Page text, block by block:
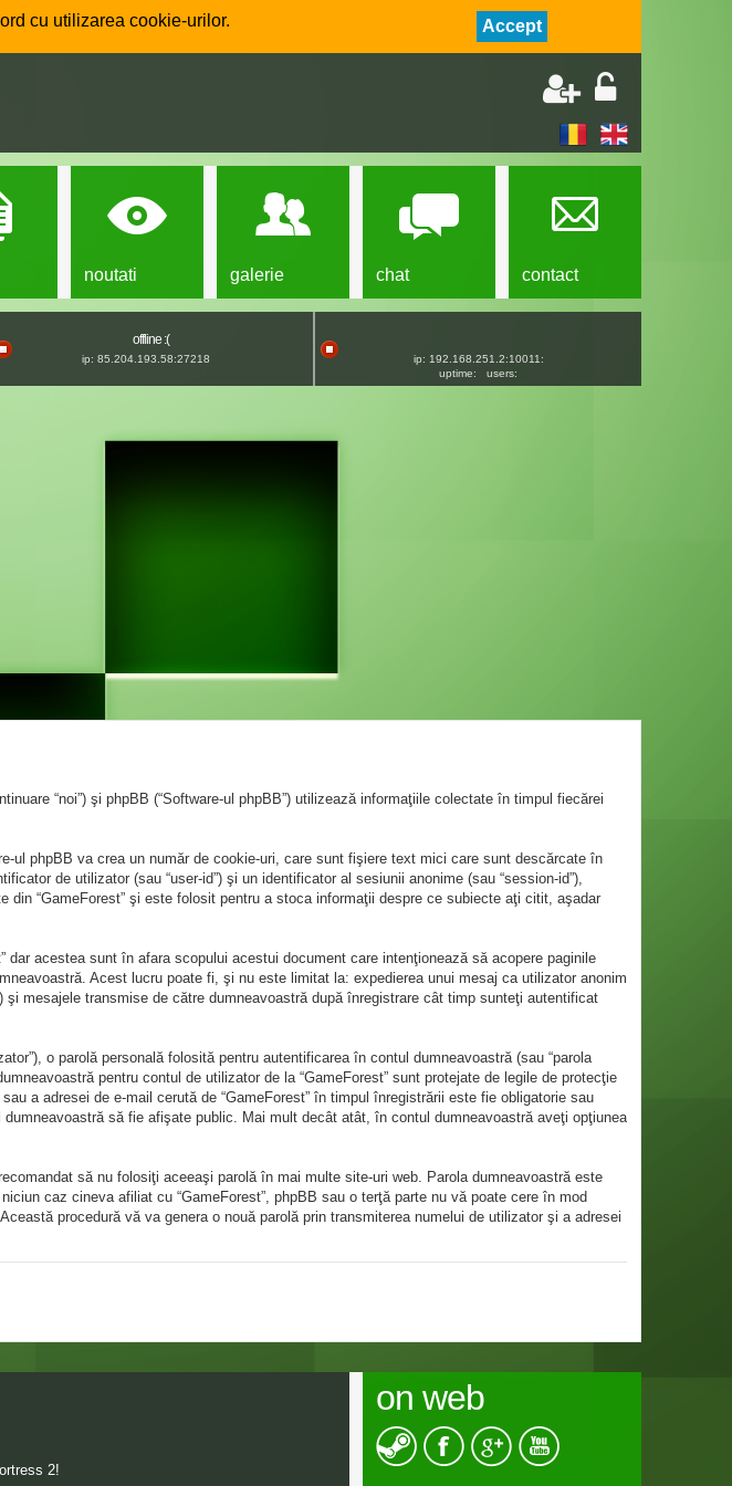
cu utilizarea cookie-urilor. Accept
noutati galerie chat contact
offline :(
ip: 85.204.193.58:27218
ip: 192.168.251.2:10011:
uptime:
users:
“noi”) şi phpBB (“Software-ul phpBB”) utilizează informaţiile colectate în timpul fiecărei
ul phpBB va crea un număr de cookie-uri, care sunt fişiere text mici care sunt descărcate în
de utilizator (sau “user-id”) şi un identificator al sesiunii anonime (sau “session-id”),
“GameForest” şi este folosit pentru a stoca informaţii despre ce subiecte aţi citit, aşadar
acestea sunt în afara scopului acestui document care intenţionează să acopere paginile
Acest lucru poate fi, şi nu este limitat la: expedierea unui mesaj ca utilizator anonim
şi mesajele transmise de către dumneavoastră după înregistrare cât timp sunteţi autentificat
o parolă personală folosită pentru autentificarea în contul dumneavoastră (sau “parola
pentru contul de utilizator de la “GameForest” sunt protejate de legile de protecţie
a adresei de e-mail cerută de “GameForest” în timpul înregistrării este fie obligatorie sau
să fie afişate public. Mai mult decât atât, în contul dumneavoastră aveţi opţiunea
să nu folosiţi aceeaşi parolă în mai multe site-uri web. Parola dumneavoastră este
caz cineva afiliat cu “GameForest”, phpBB sau o terţă parte nu vă poate cere în mod
procedură vă va genera o nouă parolă prin transmiterea numelui de utilizator şi a adresei
2!
on web